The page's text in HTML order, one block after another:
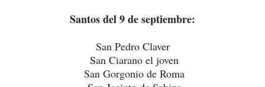
Santos del 9 de septiembre:
San Pedro Claver
San Ciarano el joven
San Gorgonio de Roma